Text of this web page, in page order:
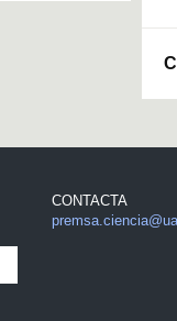
CONTACTA